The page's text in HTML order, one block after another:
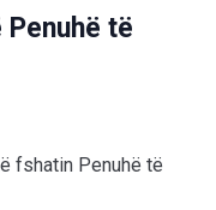
të
fshatin Penuhë të